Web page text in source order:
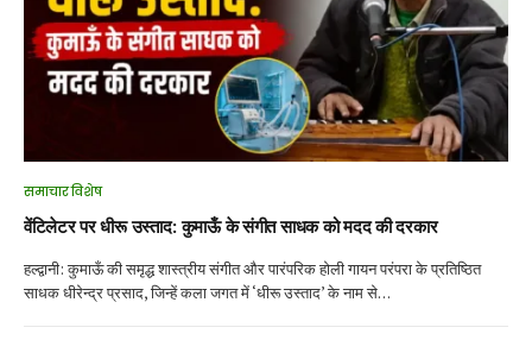
समाचार विशेष
वेंटिलेटर पर धीरू उस्ताद: कुमाऊँ के संगीत साधक को मदद की दरकार
हल्द्वानी: कुमाऊँ की समृद्ध शास्त्रीय संगीत और पारंपरिक होली गायन परंपरा के प्रतिष्ठित
साधक धीरेन्द्र प्रसाद, जिन्हें कला जगत में ‘धीरू उस्ताद’ के नाम से…